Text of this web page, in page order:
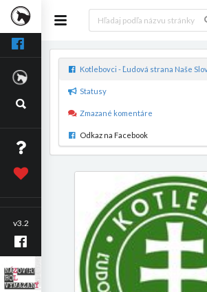
v3.2
Kotlebovci - Ľudová strana Naše
Statusy
Zmazané komentáre
Odkaz na Facebook